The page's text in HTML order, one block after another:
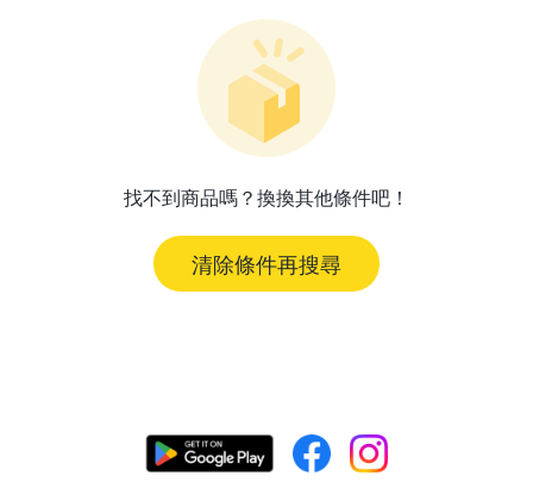
找不到商品嗎？換換其他條件吧！
清除條件再搜尋